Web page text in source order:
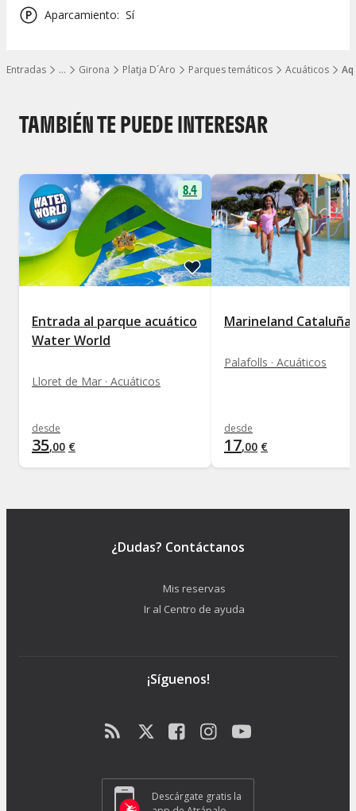
…
Mostrar todos los niveles
Entradas Girona Platja D´Aro Parques temáticos Acuáticos
Aparcamiento: Sí
TAMBIÉN TE PUEDE INTERESAR
8.4
Entrada al parque acuático
Water World
Lloret de Mar · Acuáticos
desde
35,00 €
Marineland Cataluña
Palafolls · Acuáticos
desde
17,00 €
¿Dudas? Contáctanos
Mis reservas
Ir al Centro de ayuda
¡Síguenos!
Descárgate gratis la